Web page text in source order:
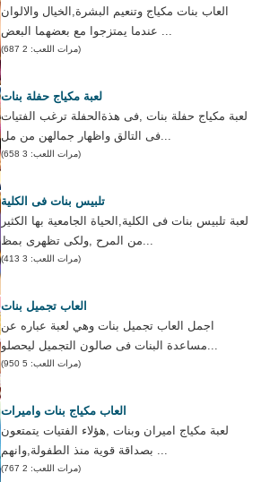
العاب بنات مكياج وتنعيم البشرة,الخيال والالوان
عندما يمتزجوا مع بعضهما البعض ...
(مرات اللعب: 2 687)
لعبة مكياج حفلة بنات
لعبة مكياج حفلة بنات ,فى هذةالحفلة ترغب الفتيات
فى التالق واظهار جمالهن من مل...
(مرات اللعب: 3 658)
تلبيس بنات فى الكلية
لعبة تلبيس بنات فى الكلية,الحياة الجامعية بها الكثير
من المرح ,ولكى تظهرى بمظ...
(مرات اللعب: 3 413)
العاب تجميل بنات
اجمل العاب تجميل بنات وهي لعبة عباره عن
مساعدة البنات فى صالون التجميل ليحصلو...
(مرات اللعب: 5 950)
العاب مكياج بنات واميرات
لعبة مكياج اميران وبنات ,هؤلاء الفتيات يتمتعون
بصداقة قوية منذ الطفولة,وانهم ...
(مرات اللعب: 2 767)